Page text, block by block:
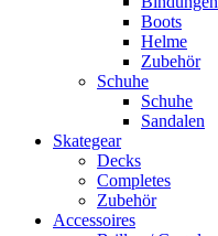
Boots
Helme
Zubehör
Schuhe
Schuhe
Sandalen
Skategear
Decks
Completes
Zubehör
Accessoires